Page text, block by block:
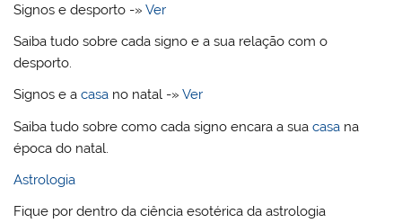
Signos e desporto -»Ver
Saiba tudo sobre cada signo e a sua relação com o
desporto.
Signos e acasa no natal -»Ver
Saiba tudo sobre como cada signo encara a suacasa na
época do natal.
Astrologia
Fique por dentro da ciência esotérica da astrologia